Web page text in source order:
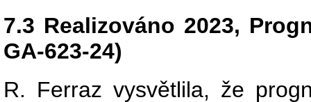
7.3 Realizováno 2023,
GA-623-24)
R. Ferraz vysvětlila, že